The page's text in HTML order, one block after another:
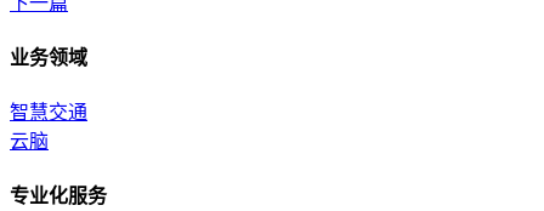
业务领域
智慧交通
云脑
专业化服务